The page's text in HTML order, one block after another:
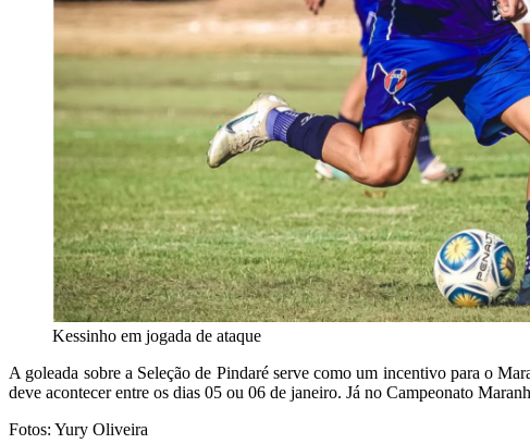
Kessinho em jogada de ataque
A goleada sobre a Seleção de Pindaré serve como um incentivo para o
deve acontecer entre os dias 05 ou 06 de janeiro. Já no Campeonato
Fotos: Yury Oliveira